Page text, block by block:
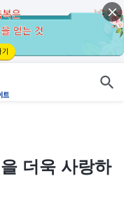
더욱 사랑하